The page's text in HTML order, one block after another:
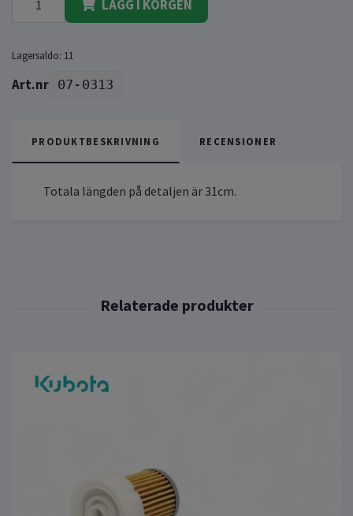
LÄGG I KORGEN
Lagersaldo: 11
07-0313
PRODUKTBESKRIVNING RECENSIONER
Totala längden på detaljen är 31cm.